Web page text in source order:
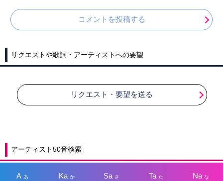
コメントを投稿する
リクエストや歌詞・アーティストへの要望
リクエスト・要望を送る
アーティスト50音検索
A あ Kaか Sa さ Taた Na な